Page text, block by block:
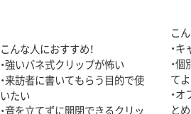
こんな人におすすめ！
・強いバネ式クリップが怖い
・来訪者に書いてもらう目的で使
いたい
・音を立てずに開閉できるクリッ
こ
・
・
て
・
と